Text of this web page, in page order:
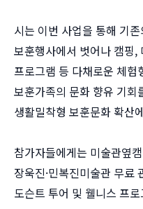
시는 이번 사업을 통해 기
보훈행사에서 벗어나 캠핑,
프로그램 등 다채로운 체험
보훈가족의 문화 향유 기회
생활밀착형 보훈문화 확산
참가자들에게는 미술관옆
장욱진·민복진미술관 무료
도슨트 투어 및 웰니스 프